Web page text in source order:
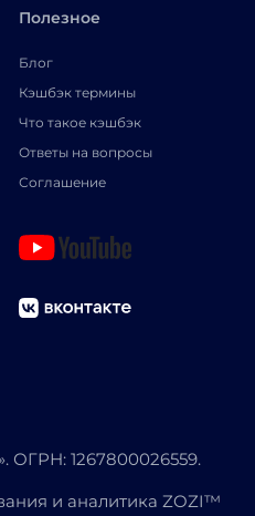
Полезное
Блог
Кэшбэк термины
Что такое кэшбэк
Ответы на вопросы
Соглашение
1267800026559.
и аналитика ZOZI™